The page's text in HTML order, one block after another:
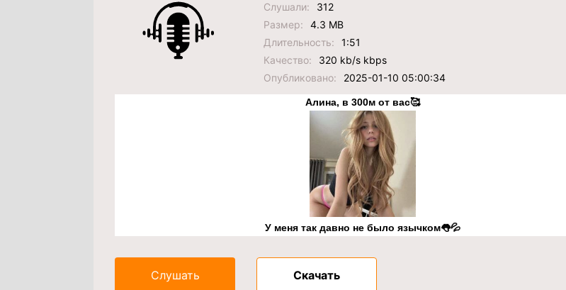
Слушали:
312
Размер:
4.3 MB
Длительность:
1:51
Качество:
320 kb/s kbps
Опубликовано:
2025-01-10 05:00:34
Алина, в 300м от вас🥰
У меня так давно не было язычком👅💦
Слушать Скачать